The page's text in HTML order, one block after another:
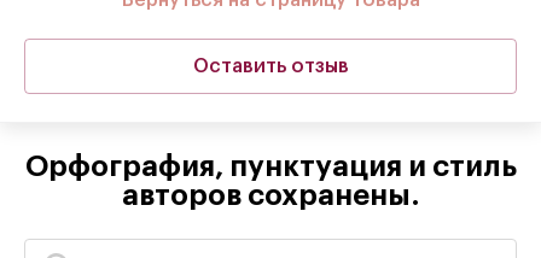
Оставить отзыв
Орфография, пунктуация и стиль
авторов сохранены.